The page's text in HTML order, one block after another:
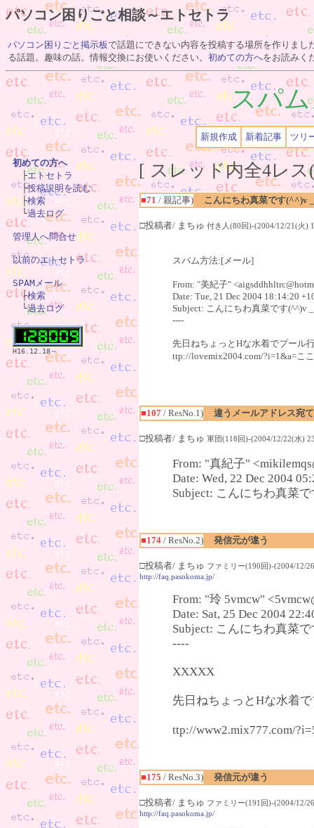
パソコン困りごと相談～エトセトラ
パソコン困りごと掲示板で話題にできない内容を投稿する場所を作りまし
る話題。趣味の話。情報交換にお使いください。 初めての方へをお読みく
スパ
新規作成 新着記事 ツリ
[ スレッド内全4レ
■71 / 親記事) こんにちわ真菜です(^^)v
□投稿者/ まちゅ 付き人(80回)-(2004/12/21(火)
スパム方法:[メール]
From: "美紀子"
Date: Tue, 21 Dec 2004 18:14:20
Subject: こんにちわ真菜です(^^)v
----
先日ねちょっとHな水着でプール
ttp://lovemix2004.com/?i=1&a=こ
■107 / ResNo.1) 違うメールアドレス宛
□投稿者/ まちゅ 軍団(118回)-(2004/12/22(水)
From: "真紀子"
Date: Wed, 22 Dec 2004
Subject: こんにちわ真菜
■174 / ResNo.2) 発信元が違う
□投稿者/ まちゅ ファミリー(190回)-(2004/12/
http://faq.pasokoma.jp/
From: "玲 5vmcw"
Date: Sat, 25 Dec 2004
Subject: こんにちわ真菜
----
XXXXX
先日ねちょっとHな水着
ttp://www2.mix777.com/
■175 / ResNo.3) 発信元が違う
□投稿者/ まちゅ ファミリー(191回)-(2004/12/
http://faq.pasokoma.jp/
初めての方へ
├エトセトラ
├投稿説明を読む
├検索
└過去ログ
管理人へ問合せ
以前のエトセトラ
SPAMメール
├検索
└過去ログ
H16.12.18～